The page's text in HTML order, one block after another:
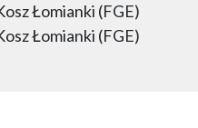
Łomianki (FGE)
Łomianki (FGE)